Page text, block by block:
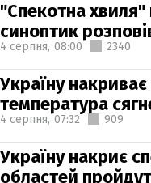
"Спекотна хвиля"
синоптик
4 серпня, 08:00 2340
Україну
температура
4 серпня, 07:32 909
Україну накриє
областей